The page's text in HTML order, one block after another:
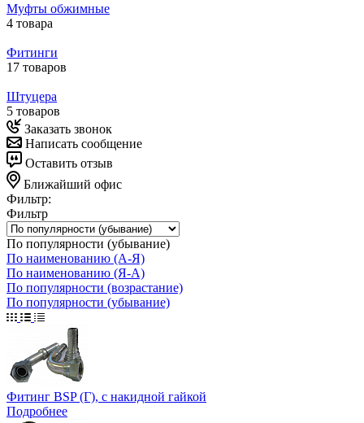
Муфты обжимные
4 товара
Фитинги
17 товаров
Штуцера
5 товаров
Заказать звонок
Написать сообщение
Оставить отзыв
Ближайший офис
Фильтр:
Фильтр
По популярности (убывание)
По наименованию (А-Я)
По наименованию (Я-А)
По популярности (возрастание)
По популярности (убывание)
Фитинг BSP (Г), с накидной гайкой
Подробнее